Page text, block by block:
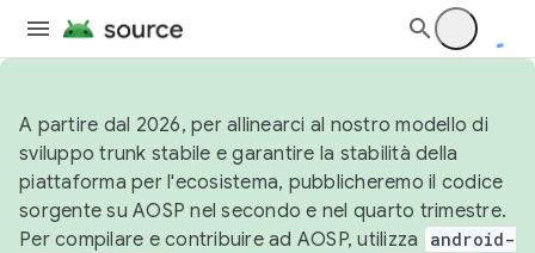
A partire dal 2026, per allinearci al nostro modello di
sviluppo trunk stabile e garantire la stabilità della
piattaforma per l'ecosistema, pubblicheremo il codice
sorgente su AOSP nel secondo e nel quarto trimestre.
Per compilare e contribuire ad AOSP, utilizza
android-